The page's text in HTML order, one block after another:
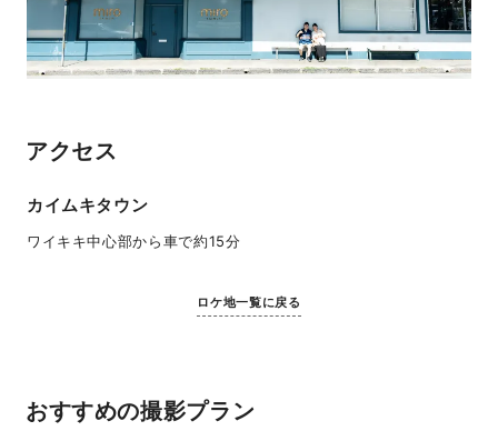
アクセス
カイムキタウン
ワイキキ中心部から車で約15分
ロケ地一覧に戻る
おすすめの撮影プラン